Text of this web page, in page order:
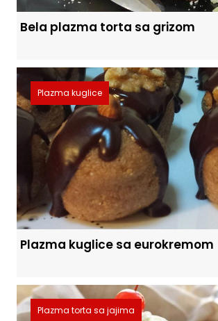
Bela plazma torta sa grizom
Plazma kuglice
Plazma kuglice sa eurokremom
Plazma torta sa jajima